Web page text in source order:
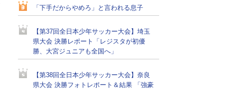
「下手だからやめろ」と言われる息子
【第37回全日本少年サッカー大会】埼玉
県大会 決勝レポート「レジスタが初優
勝、大宮ジュニアも全国へ」
【第38回全日本少年サッカー大会】奈良
県大会 決勝フォトレポート＆結果 「強豪